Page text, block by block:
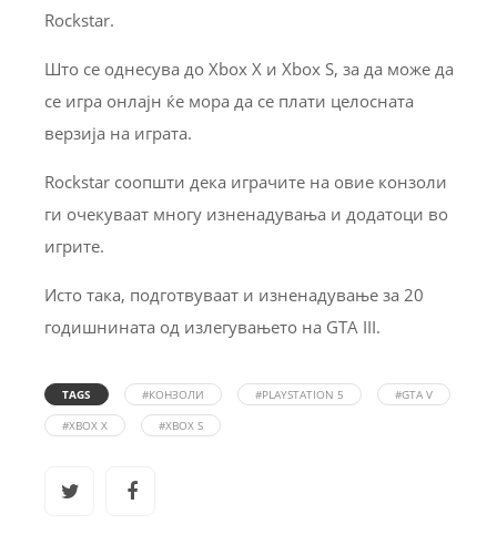
Rockstar.
Што се однесува до Xbox X и Xbox S, за да може да
се игра онлајн ќе мора да се плати целосната
верзија на играта.
Rockstar соопшти дека играчите на овие конзоли
ги очекуваат многу изненадувања и додатоци во
игрите.
Исто така, подготвуваат и изненадување за 20
годишнината од излегувањето на GTA III.
TAGS #КОНЗОЛИ #PLAYSTATION 5
#GTA V
#XBOX X
#XBOX S